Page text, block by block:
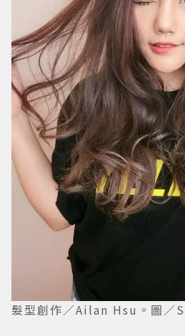
髮型創作／Ailan Hsu。圖／